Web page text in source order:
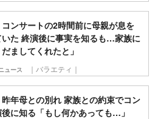
ンサートの2時間前に母親が息を
いた 終演後に事実を知るも…家族に
ましてくれたと」
ュース ｜バラエティ｜
年母との別れ 家族との約束でコン
に知る「もし何かあっても…」